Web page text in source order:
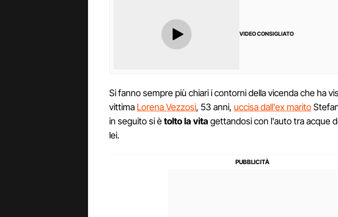
VIDEO CONSIGLIATO
Si fanno sempre più chiari i contorni della vicenda che ha
vittima Lorena Vezzosi, 53 anni, uccisa dall'ex marito
in seguito si ètolto la vitagettandosi con l'auto tra acque
lei.